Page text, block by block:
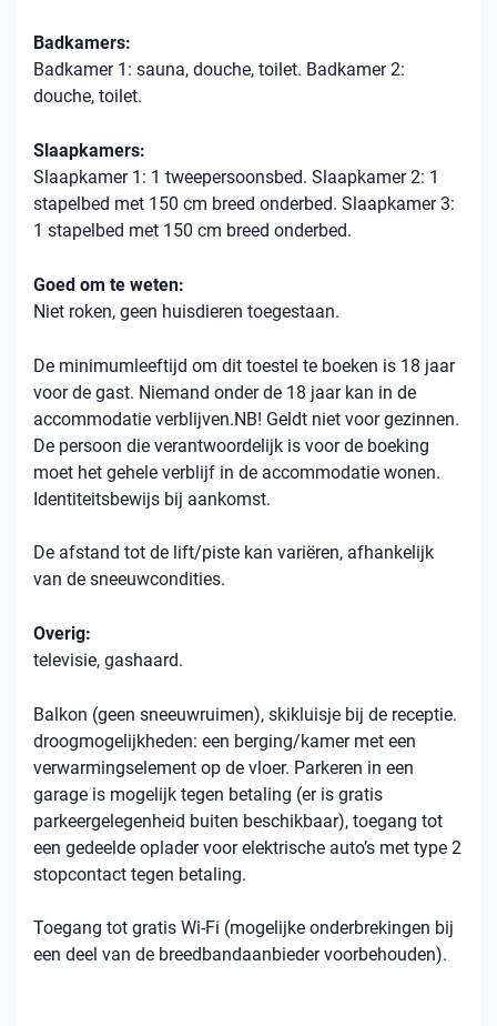
Badkamers:
Badkamer 1: sauna, douche, toilet. Badkamer 2:
douche, toilet.
Slaapkamers:
Slaapkamer 1: 1 tweepersoonsbed. Slaapkamer 2: 1
stapelbed met 150 cm breed onderbed. Slaapkamer 3:
1 stapelbed met 150 cm breed onderbed.
Goed om te weten:
Niet roken, geen huisdieren toegestaan.
De minimumleeftijd om dit toestel te boeken is 18 jaar
voor de gast. Niemand onder de 18 jaar kan in de
accommodatie verblijven.NB! Geldt niet voor gezinnen.
De persoon die verantwoordelijk is voor de boeking
moet het gehele verblijf in de accommodatie wonen.
Identiteitsbewijs bij aankomst.
De afstand tot de lift/piste kan variëren, afhankelijk
van de sneeuwcondities.
Overig:
televisie, gashaard.
Balkon (geen sneeuwruimen), skikluisje bij de receptie.
droogmogelijkheden: een berging/kamer met een
verwarmingselement op de vloer. Parkeren in een
garage is mogelijk tegen betaling (er is gratis
parkeergelegenheid buiten beschikbaar), toegang tot
een gedeelde oplader voor elektrische auto’s met type 2
stopcontact tegen betaling.
Toegang tot gratis Wi-Fi (mogelijke onderbrekingen bij
een deel van de breedbandaanbieder voorbehouden).